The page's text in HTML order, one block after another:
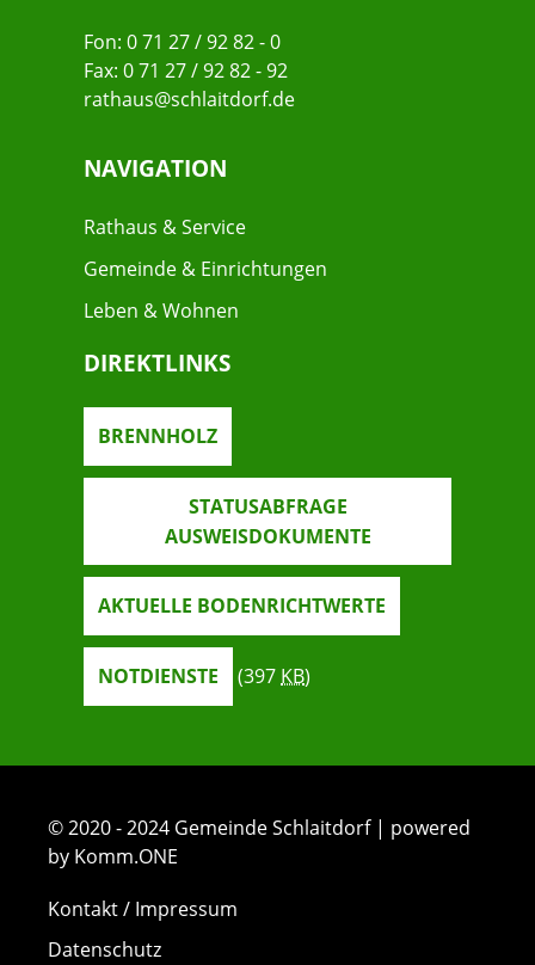
Fon: 0 71 27 / 92 82 - 0
Fax: 0 71 27 / 92 82 - 92
rathaus@schlaitdorf.de
NAVIGATION
Rathaus & Service
Gemeinde & Einrichtungen
Leben & Wohnen
DIREKTLINKS
BRENNHOLZ
STATUSABFRAGE
AUSWEISDOKUMENTE
AKTUELLE BODENRICHTWERTE
NOTDIENSTE (397 KB)
© 2020 - 2024 Gemeinde Schlaitdorf | powered
by Komm.ONE
Kontakt / Impressum
Datenschutz